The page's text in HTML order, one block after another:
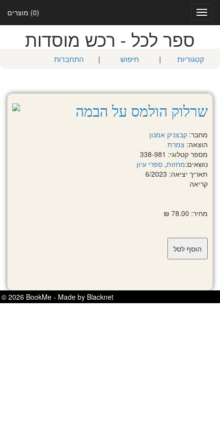
(0) מוצרים
Toggle
navigation
ספר לכל - רכש מוסדות
קטגוריות | חיפוש | התחברות
שרלוק הולמס על הבמה
מחבר: קבצניק אמנון
הוצאה: צמרת
מספר קטלוגי: 338-981
נושאים:מחזות, ספרי עיון
תאריך יציאה: 6/2023
קריאה
מחיר: 78.00 ₪
© 2026 BookMe - Made by Blacknet